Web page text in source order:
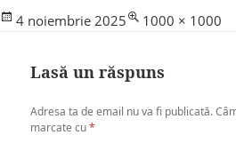
Posted
4 noiembrie 2025
Full
1000 × 1000
Lasă un răspuns
Adresa ta de email nu va fi publicată.
marcate cu*